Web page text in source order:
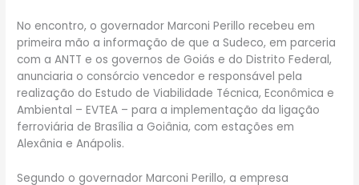
No encontro, o governador Marconi Perillo recebeu em
primeira mão a informação de que a Sudeco, em parceria
com a ANTT e os governos de Goiás e do Distrito Federal,
anunciaria o consórcio vencedor e responsável pela
realização do Estudo de Viabilidade Técnica, Econômica e
Ambiental – EVTEA – para a implementação da ligação
ferroviária de Brasília a Goiânia, com estações em
Alexânia e Anápolis.
Segundo o governador Marconi Perillo, a empresa